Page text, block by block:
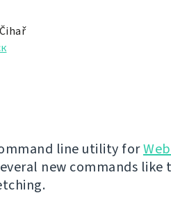
line utility for
new commands